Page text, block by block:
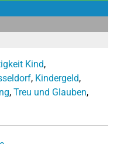
Kind,
, Kindergeld,
, Treu und Glauben,